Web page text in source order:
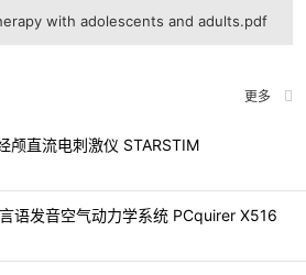
with adolescents and adults.pdf
更多
颅直流电刺激仪 STARSTIM
语发音空气动力学系统 PCquirer X516